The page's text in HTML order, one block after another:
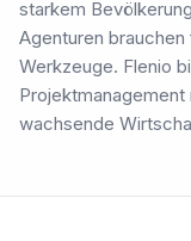
starkem
Agenturen
Werkzeuge. Flenio
wachsende